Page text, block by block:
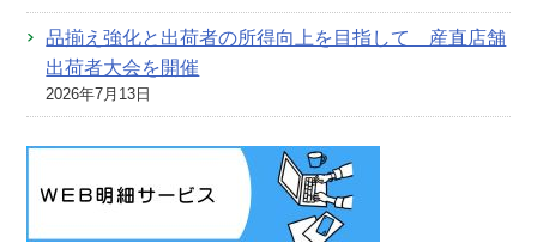
品揃え強化と出荷者の所得向上を目指して 産直店舗
出荷者大会を開催
2026年7月13日